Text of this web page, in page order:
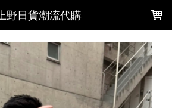
上野日貨潮流代購